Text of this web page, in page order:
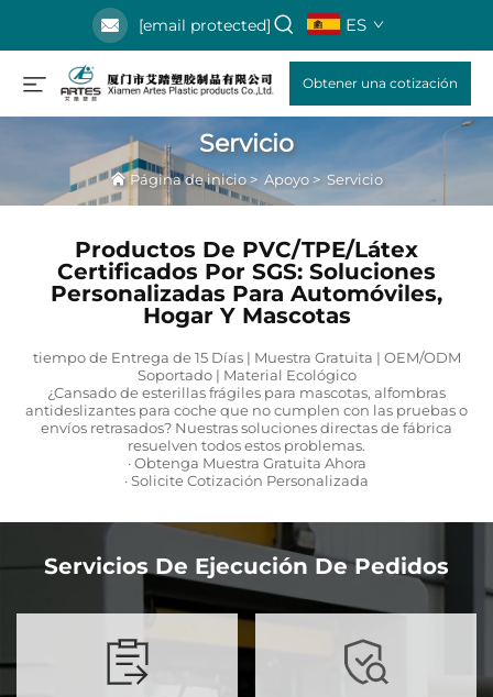
[email protected] ES
Obtener una cotización
Servicio
Página de inicio>Apoyo > Servicio
Productos De PVC/TPE/Látex
Certificados Por SGS: Soluciones
Personalizadas Para Automóviles,
Hogar Y Mascotas
tiempo de Entrega de 15 Días | Muestra Gratuita | OEM/ODM
Soportado | Material Ecológico
¿Cansado de esterillas frágiles para mascotas, alfombras
antideslizantes para coche que no cumplen con las pruebas o
envíos retrasados? Nuestras soluciones directas de fábrica
resuelven todos estos problemas.
· Obtenga Muestra Gratuita Ahora
· Solicite Cotización Personalizada
Servicios De Ejecución De Pedidos